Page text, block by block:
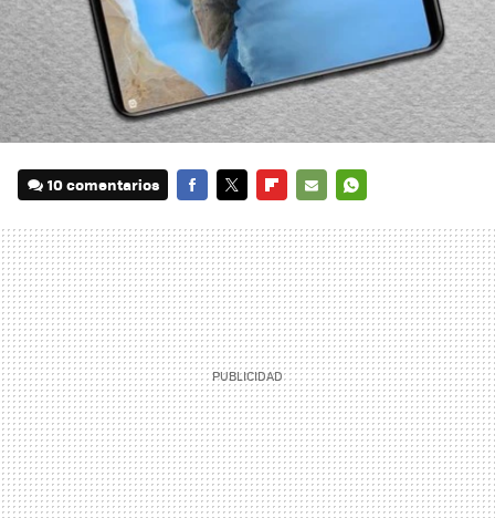
10 comentarios
MAIL